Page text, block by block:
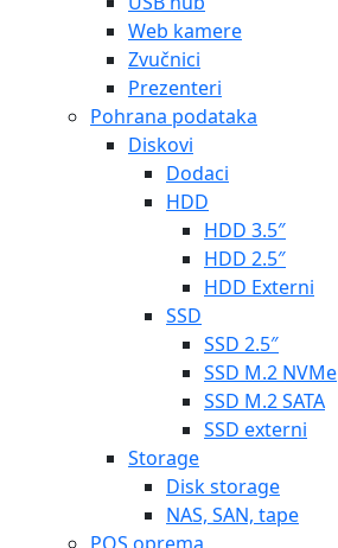
Web kamere
Zvučnici
Prezenteri
Pohrana podataka
Diskovi
Dodaci
HDD
HDD 3.5″
HDD 2.5″
HDD Externi
SSD
SSD 2.5″
SSD M.2 NVMe
SSD M.2 SATA
SSD externi
Storage
Disk storage
NAS, SAN, tape